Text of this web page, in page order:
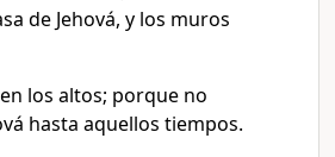
de Jehová, y los muros
los altos; porque no
hasta aquellos tiempos.